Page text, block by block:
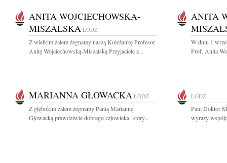
ANITA WOJCIECHOWSKA-
MISZALSKA ŁÓDŹ
Z wielkim żalem żegnamy naszą Koleżankę Profesor
Anitę Wojciechowską-Miszalską Przyjaciele z...
ANITA
W dniu 1
Prof. Anita
MARIANNA GŁOWACKA ŁÓDŹ
Z głębokim żalem żegnamy Panią Mariannę
Głowacką prawdziwie dobrego człowieka, który...
ŁÓDŹ
Pani Doktor
wyrazy